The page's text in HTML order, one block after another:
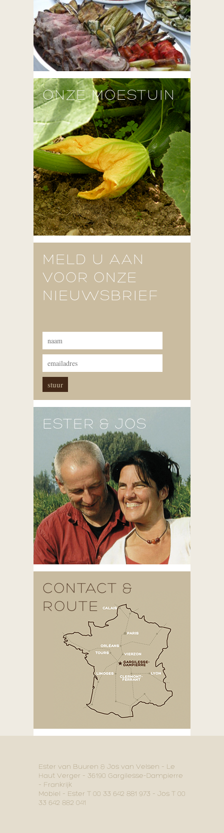
ONZE MOESTUIN
MELD U AAN
VOOR ONZE
NIEUWSBRIEF
ESTER & JOS
CONTACT &
ROUTE
Ester van Buuren & Jos van Velsen – Le
Haut Verger – 36190 Gargilesse-Dampierre
– Frankrijk
Mobiel – Ester T 00 33 642 881 973 – Jos T 00
33 642 882 041